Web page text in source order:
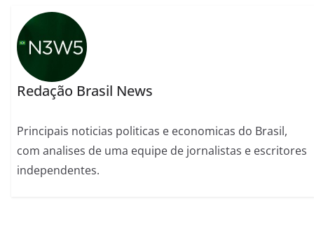
Redação Brasil News
Principais noticias politicas e economicas do Brasil,
com analises de uma equipe de jornalistas e escritores
independentes.